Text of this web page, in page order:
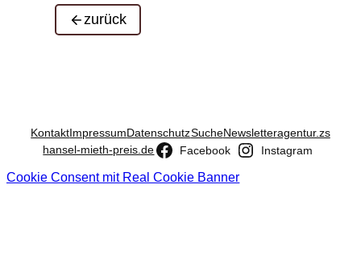
zurück
KontaktImpressumDatenschutzSucheNewsletteragentur.zs
hansel-mieth-preis.de
Facebook Instagram
Cookie Consent mit Real Cookie Banner